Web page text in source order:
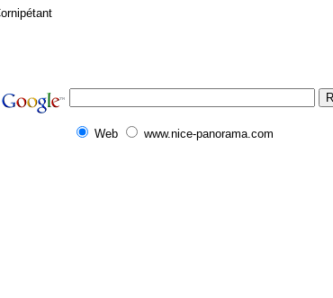
Web www.nice-panorama.com